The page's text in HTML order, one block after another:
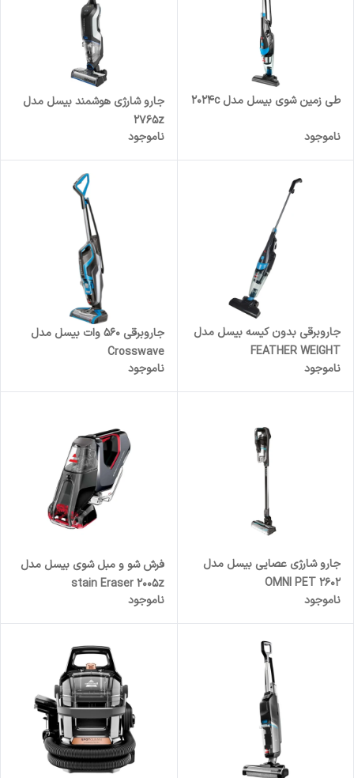
طی زمین شوی بیسل مدل 2024c
ناموجود
جارو شارژی هوشمند بیسل مدل
2765z
ناموجود
جاروبرقی بدون کیسه بیسل مدل
FEATHER WEIGHT
ناموجود
جاروبرقی 560 وات بیسل مدل
Crosswave
ناموجود
جارو شارژی عصایی بیسل مدل
OMNI PET 2602
ناموجود
فرش شو و مبل شوی بیسل مدل
stain Eraser 2005z
ناموجود